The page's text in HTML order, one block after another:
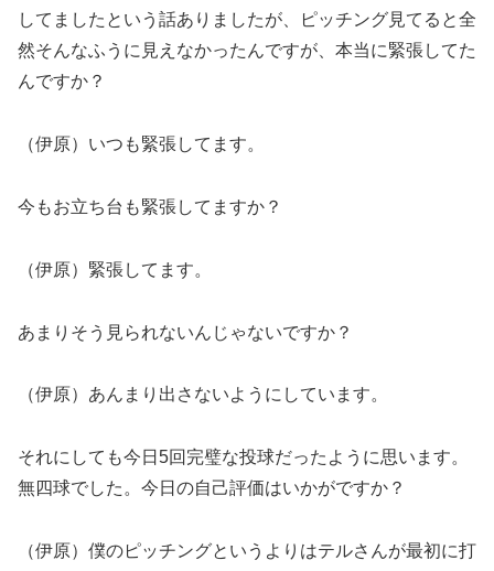
してましたという話ありましたが、ピッチング見てると全
然そんなふうに見えなかったんですが、本当に緊張してた
んですか？
（伊原）いつも緊張してます。
今もお立ち台も緊張してますか？
（伊原）緊張してます。
あまりそう見られないんじゃないですか？
（伊原）あんまり出さないようにしています。
それにしても今日5回完璧な投球だったように思います。
無四球でした。今日の自己評価はいかがですか？
（伊原）僕のピッチングというよりはテルさんが最初に打